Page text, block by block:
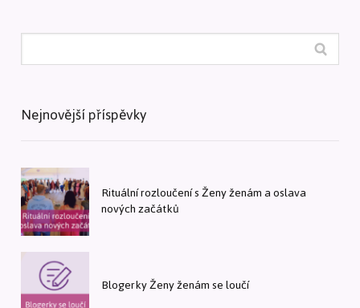
Nejnovější příspěvky
Rituální rozloučení s Ženy ženám a oslava
nových začátků
Blogerky Ženy ženám se loučí